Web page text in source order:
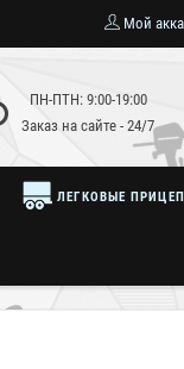
Мой
ПН-ПТН: 9:00-19:00
Заказ на сайте - 24/7
ЛЕГКОВЫЕ